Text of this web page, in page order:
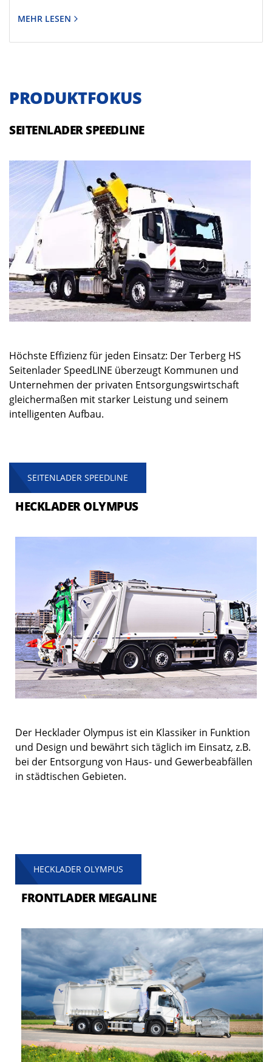
MEHR LESEN
PRODUKTFOKUS
SEITENLADER SPEEDLINE
Höchste Effizienz für jeden Einsatz: Der Terberg HS
Seitenlader SpeedLINE überzeugt Kommunen und
Unternehmen der privaten Entsorgungswirtschaft
gleichermaßen mit starker Leistung und seinem
intelligenten Aufbau.
SEITENLADER SPEEDLINE
HECKLADER OLYMPUS
Der Hecklader Olympus ist ein Klassiker in Funktion
und Design und bewährt sich täglich im Einsatz, z.B.
bei der Entsorgung von Haus- und Gewerbeabfällen
in städtischen Gebieten.
HECKLADER OLYMPUS
FRONTLADER MEGALINE